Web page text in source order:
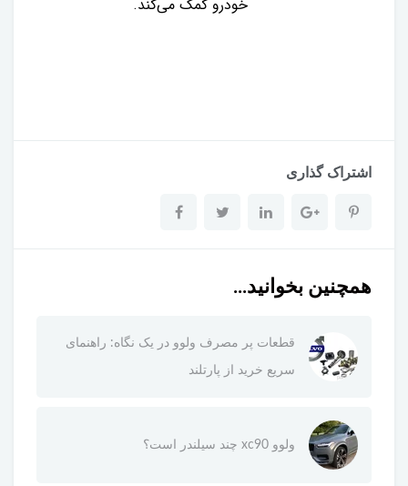
خودرو کمک می‌کند.
اشتراک گذاری
همچنین بخوانید...
قطعات پر مصرف ولوو در یک نگاه: راهنمای
سریع خرید از پارتلند
ولوو xc90 چند سیلندر است؟